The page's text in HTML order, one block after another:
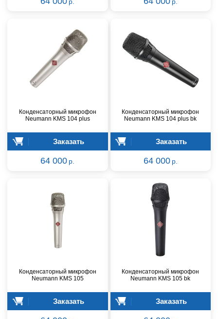
Конденсаторный микрофон
Neumann KMS 104 plus
Заказать
64 000 р.
Конденсаторный микрофон
Neumann KMS 104 plus bk
Заказать
64 000 р.
Конденсаторный микрофон
Neumann KMS 105
Заказать
Конденсаторный микрофон
Neumann KMS 105 bk
Заказать